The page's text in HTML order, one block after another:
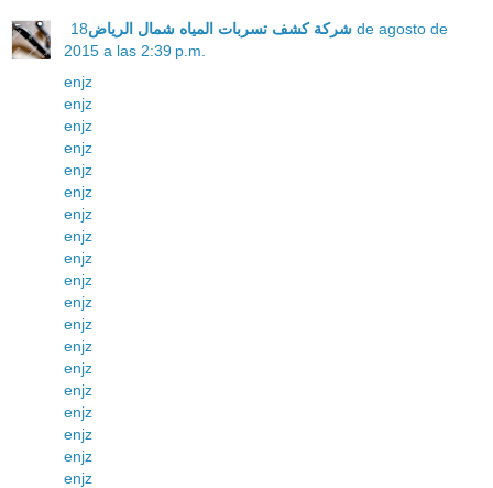
شركة كشف تسربات المياه شمال الرياض18 de agosto de
2015 a las 2:39 p.m.
enjz
enjz
enjz
enjz
enjz
enjz
enjz
enjz
enjz
enjz
enjz
enjz
enjz
enjz
enjz
enjz
enjz
enjz
enjz